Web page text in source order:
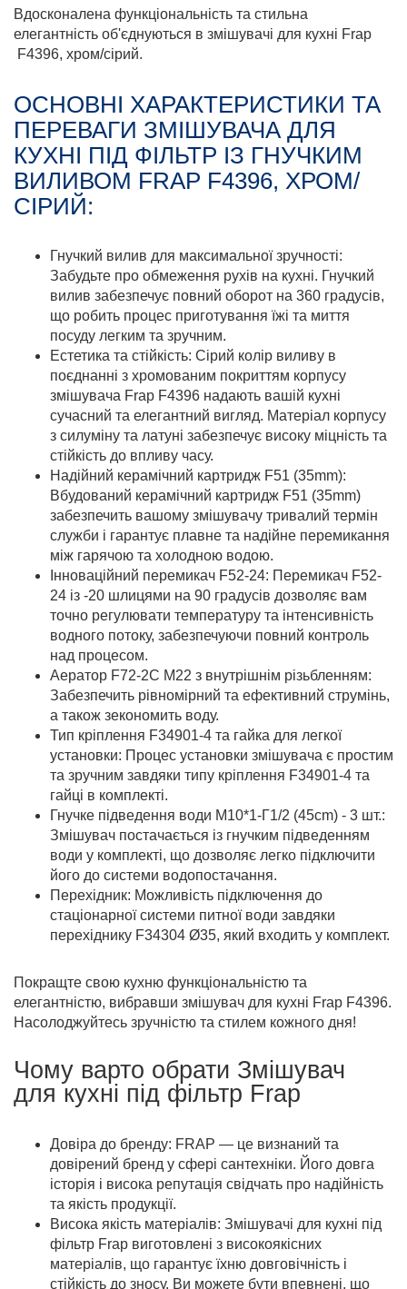
Вдосконалена функціональність та стильна
елегантність об'єднуються в змішувачі для кухні Frap
F4396, хром/сірий.
ОСНОВНІ ХАРАКТЕРИСТИКИ ТА
ПЕРЕВАГИ ЗМІШУВАЧА ДЛЯ
КУХНІ ПІД ФІЛЬТР ІЗ ГНУЧКИМ
ВИЛИВОМ FRAP F4396, ХРОМ/
СІРИЙ:
Гнучкий вилив для максимальної зручності:
Забудьте про обмеження рухів на кухні. Гнучкий
вилив забезпечує повний оборот на 360 градусів,
що робить процес приготування їжі та миття
посуду легким та зручним.
Естетика та стійкість: Сірий колір виливу в
поєднанні з хромованим покриттям корпусу
змішувача Frap F4396 надають вашій кухні
сучасний та елегантний вигляд. Матеріал корпусу
з силуміну та латуні забезпечує високу міцність та
стійкість до впливу часу.
Надійний керамічний картридж F51 (35mm):
Вбудований керамічний картридж F51 (35mm)
забезпечить вашому змішувачу тривалий термін
служби і гарантує плавне та надійне перемикання
між гарячою та холодною водою.
Інноваційний перемикач F52-24: Перемикач F52-
24 із -20 шлицями на 90 градусів дозволяє вам
точно регулювати температуру та інтенсивність
водного потоку, забезпечуючи повний контроль
над процесом.
Аератор F72-2C M22 з внутрішнім різьбленням:
Забезпечить рівномірний та ефективний струмінь,
а також зекономить воду.
Тип кріплення F34901-4 та гайка для легкої
установки: Процес установки змішувача є простим
та зручним завдяки типу кріплення F34901-4 та
гайці в комплекті.
Гнучке підведення води M10*1-Г1/2 (45cm) - 3 шт.:
Змішувач постачається із гнучким підведенням
води у комплекті, що дозволяє легко підключити
його до системи водопостачання.
Перехідник: Можливість підключення до
стаціонарної системи питної води завдяки
перехіднику F34304 Ø35, який входить у комплект.
Покращте свою кухню функціональністю та
елегантністю, вибравши змішувач для кухні Frap F4396.
Насолоджуйтесь зручністю та стилем кожного дня!
Чому варто обрати Змішувач
для кухні під фільтр Frap
Довіра до бренду: FRAP — це визнаний та
довірений бренд у сфері сантехніки. Його довга
історія і висока репутація свідчать про надійність
та якість продукції.
Висока якість матеріалів: Змішувачі для кухні під
фільтр Frap виготовлені з високоякісних
матеріалів, що гарантує їхню довговічність і
стійкість до зносу. Ви можете бути впевнені, що